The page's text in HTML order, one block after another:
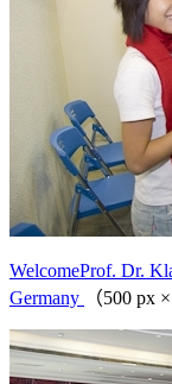
WelcomeProf. Dr.
Germany
（500 px